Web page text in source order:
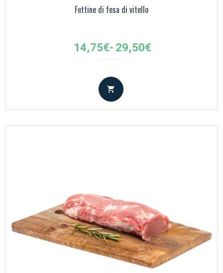
Fettine di fesa di vitello
14,75€- 29,50€
Fascia
prezzo:
da
14,75€